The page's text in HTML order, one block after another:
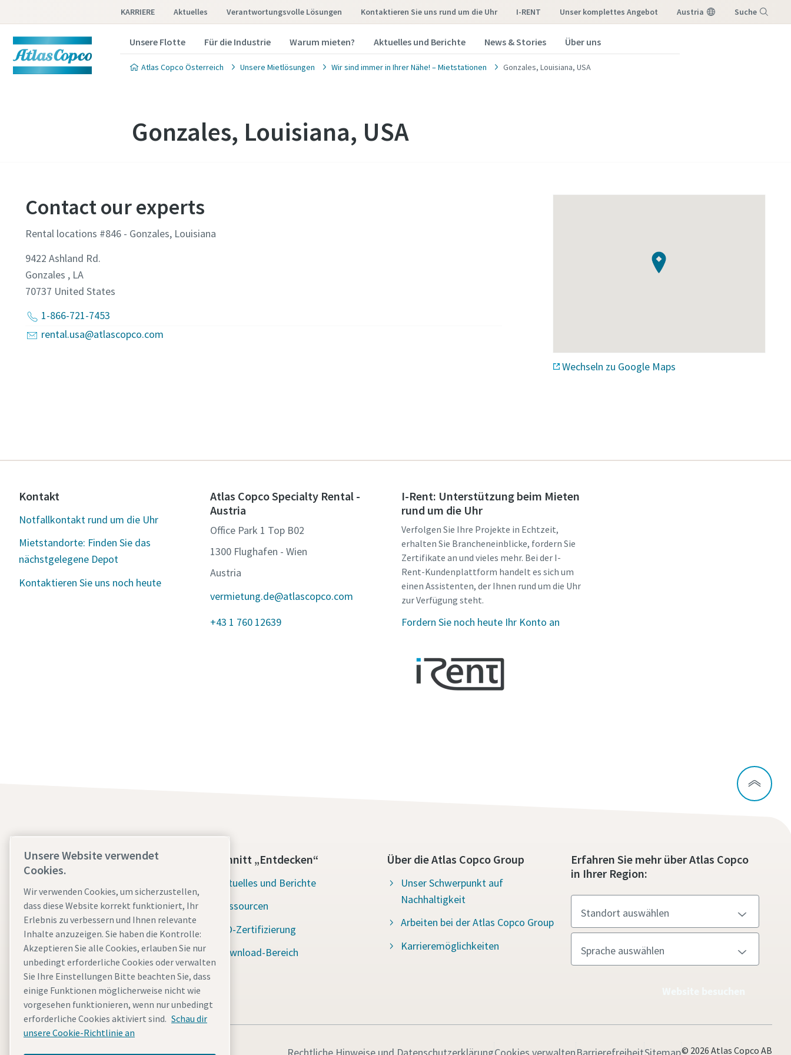
KARRIERE Aktuelles Verantwortungsvolle Lösungen Kontaktieren Sie uns rund um die Uhr I-RENT Unser komplettes Angebot Austria Suche
Unsere Flotte Für die Industrie Warum mieten? Aktuelles und Berichte News & Stories Über uns
Atlas Copco Österreich Unsere Mietlösungen Wir sind immer in Ihrer Nähe! – Mietstationen Gonzales, Louisiana, USA
Gonzales, Louisiana, USA
Contact our experts
Rental locations #846 - Gonzales, Louisiana
9422 Ashland Rd.
Gonzales , LA
70737 United States
1-866-721-7453
rental.usa@atlascopco.com
Wechseln zu Google Maps
Kontakt
Notfallkontakt rund um die Uhr
Mietstandorte: Finden Sie das
nächstgelegene Depot
Kontaktieren Sie uns noch heute
Atlas Copco Specialty Rental -
Austria
Office Park 1 Top B02
1300 Flughafen - Wien
Austria
vermietung.de@atlascopco.com
+43 1 760 12639
I-Rent: Unterstützung beim Mieten
rund um die Uhr
Verfolgen Sie Ihre Projekte in Echtzeit,
erhalten Sie Brancheneinblicke, fordern Sie
Zertifikate an und vieles mehr. Bei der I-
Rent-Kundenplattform handelt es sich um
einen Assistenten, der Ihnen rund um die Uhr
zur Verfügung steht.
Fordern Sie noch heute Ihr Konto an
Kontaktieren Sie uns noch heute
die Uhr
Unsere Dienstleistungen
Flotte
Branchen
Warum mieten?
Abschnitt „Entdecken“
Aktuelles und Berichte
Ressourcen
ISO-Zertifizierung
Download-Bereich
Über die Atlas Copco Group
Unser Schwerpunkt auf
Nachhaltigkeit
Arbeiten bei der Atlas Copco Group
Karrieremöglichkeiten
Erfahren Sie mehr über Atlas Copco
in Ihrer Region:
© 2026 Atlas Copco AB
Unsere Website verwendet
Cookies.
Wir verwenden Cookies, um sicherzustellen,
dass diese Website korrekt funktioniert, Ihr
Erlebnis zu verbessern und Ihnen relevante
Inhalte anzuzeigen. Sie haben die Kontrolle:
Akzeptieren Sie alle Cookies, erlauben Sie nur
unbedingt erforderliche Cookies oder verwalten
Sie Ihre Einstellungen Bitte beachten Sie, dass
einige Funktionen möglicherweise nicht wie
vorgesehen funktionieren, wenn nur unbedingt
erforderliche Cookies aktiviert sind. Schau dir
unsere Cookie-Richtlinie an